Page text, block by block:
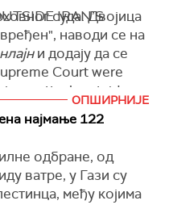
суда. Двојица
наводи се на
и додају да се
убијене судије
и Алија
IRAN’S
Court were
an attack outside
Moghiseh, were
Q7mjiJje6l
ОПШИРНИЈЕ
најмање 122
одбране, од
ватре, у Гази су
међу којима